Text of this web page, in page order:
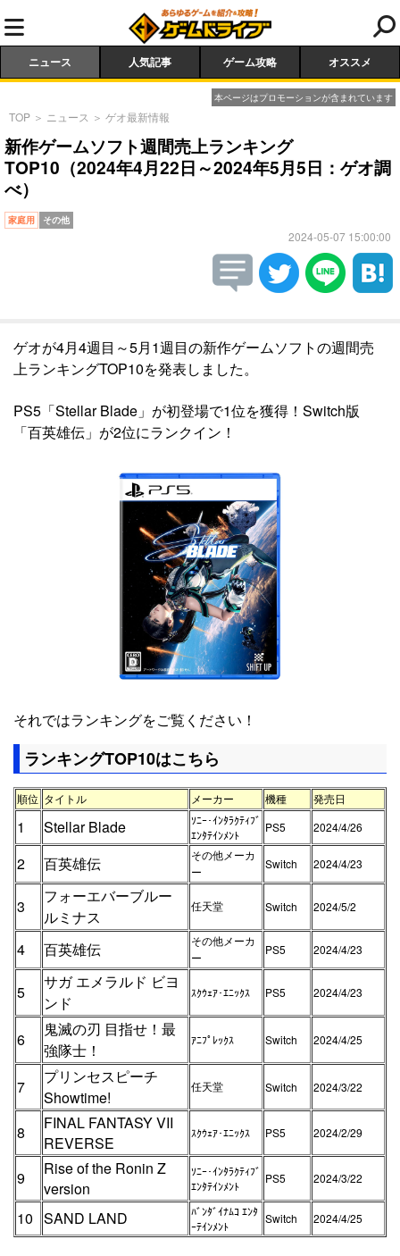
ニュース 人気記事 ゲーム攻略 オススメ
本ページはプロモーションが含まれています
TOP ＞ ニュース ＞ ゲオ最新情報
新作ゲームソフト週間売上ランキング
TOP10（2024年4月22日～2024年5月5日：ゲオ調
べ）
家庭用 その他
2024-05-07 15:00:00
ゲオが4月4週目～5月1週目の新作ゲームソフトの週間売
上ランキングTOP10を発表しました。
PS5「Stellar Blade」が初登場で1位を獲得！Switch版
「百英雄伝」が2位にランクイン！
それではランキングをご覧ください！
ランキングTOP10はこちら
順位 タイトル メーカー 機種 発売日
1 Stellar Blade
ｿﾆｰ･ｲﾝﾀﾗｸﾃｨﾌﾞ
ｴﾝﾀﾃｲﾝﾒﾝﾄ
PS5 2024/4/26
2 百英雄伝
その他メーカ
ー
Switch 2024/4/23
3
フォーエバーブルー
ルミナス
任天堂 Switch 2024/5/2
4 百英雄伝
その他メーカ
ー
PS5 2024/4/23
5
サガ エメラルド ビヨ
ンド
ｽｸｳｪｱ･ｴﾆｯｸｽ PS5 2024/4/23
6
鬼滅の刃 目指せ！最
強隊士！
ｱﾆﾌﾟﾚｯｸｽ Switch 2024/4/25
7
プリンセスピーチ
Showtime!
任天堂 Switch 2024/3/22
8
FINAL FANTASY VII
REVERSE
ｽｸｳｪｱ･ｴﾆｯｸｽ PS5 2024/2/29
9
Rise of the Ronin Z
version
ｿﾆｰ･ｲﾝﾀﾗｸﾃｨﾌﾞ
ｴﾝﾀﾃｲﾝﾒﾝﾄ
PS5 2024/3/22
10 SAND LAND
ﾊﾞﾝﾀﾞｲﾅﾑｺ ｴﾝﾀ
ｰﾃｲﾝﾒﾝﾄ
Switch 2024/4/25